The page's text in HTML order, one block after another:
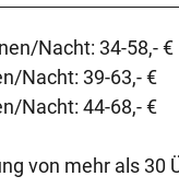
Nacht: 34-58,- €
Nacht: 39-63,- €
Nacht: 44-68,- €
von mehr als 30